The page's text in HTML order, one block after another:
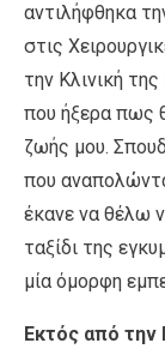
αντιλήφθηκα
στις
την Κλινική
που ήξερα πως
ζωής μου.
που
έκανε να θέλω
ταξίδι της
μία όμορφη
Εκτός από την